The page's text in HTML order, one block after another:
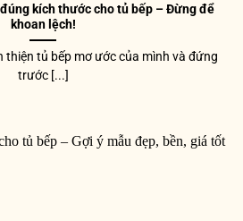
kích thước cho tủ bếp – Đừng để
khoan lệch!
thiện tủ bếp mơ ước của mình và đứng
trước [...]